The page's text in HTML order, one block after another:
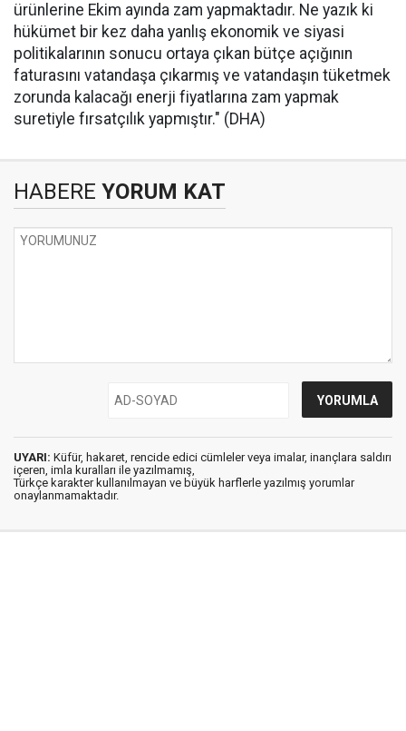
ürünlerine Ekim ayında zam yapmaktadır. Ne yazık ki
hükümet bir kez daha yanlış ekonomik ve siyasi
politikalarının sonucu ortaya çıkan bütçe açığının
faturasını vatandaşa çıkarmış ve vatandaşın tüketmek
zorunda kalacağı enerji fiyatlarına zam yapmak
suretiyle fırsatçılık yapmıştır." (DHA)
HABERE YORUM KAT
UYARI: Küfür, hakaret, rencide edici cümleler veya imalar, inançlara saldırı
içeren, imla kuralları ile yazılmamış,
Türkçe karakter kullanılmayan ve büyük harflerle yazılmış yorumlar
onaylanmamaktadır.